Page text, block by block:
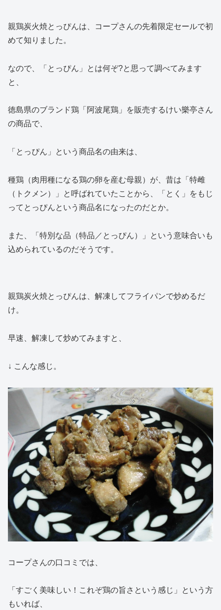
親鶏炭火焼とっぴんは、コープさんの先着限定セールで初
めて知りました。
なので、「とっぴん」とは何ぞ?と思って調べてみます
と、
徳島県のブランド鶏「阿波尾鶏」を販売するけい樂亭さん
の商品で、
「とっぴん」という商品名の由来は、
種鶏（肉用種になる鶏の卵を産む母親）が、昔は「特雌
（トクメン）」と呼ばれていたことから、「とく」をもじ
ってとっぴんという商品名になったのだとか。
また、「特別な品（特品／とっぴん）」という意味合いも
込められているのだそうです。
親鶏炭火焼とっぴんは、解凍してフライパンで炒めるだ
け。
早速、解凍して炒めてみますと、
↓ こんな感じ。
コープさんの口コミでは、
「すごく美味しい！これぞ鶏の旨さという感じ」という方
もいれば、